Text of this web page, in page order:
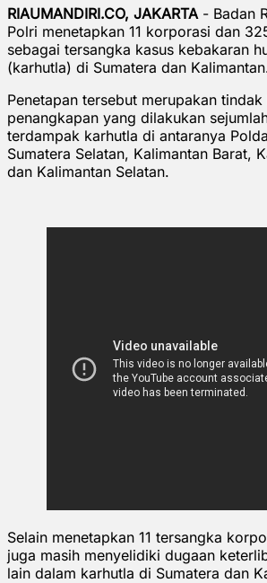
RIAUMANDIRI.CO, JAKARTA - Badan
Polri menetapkan 11 korporasi dan
sebagai tersangka kasus kebakaran
(karhutla) di Sumatera dan
Penetapan tersebut merupakan
penangkapan yang dilakukan
terdampak karhutla di antaranya
Sumatera Selatan, Kalimantan Barat,
dan Kalimantan Selatan.
Selain menetapkan 11 tersangka
juga masih menyelidiki dugaan
lain dalam karhutla di Sumatera dan